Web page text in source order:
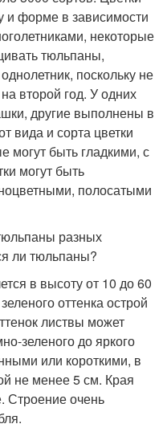
и форме в зависимости
некоторые
тюльпаны,
поскольку не
второй год. У одних
другие выполнены в
вида и сорта цветки
могут быть гладкими, с
могут быть
полосатыми
в высоту от 10 до 60
оттенка острой
листвы может
зеленого до яркого
или короткими, в
не менее 5 см. Края
Строение очень